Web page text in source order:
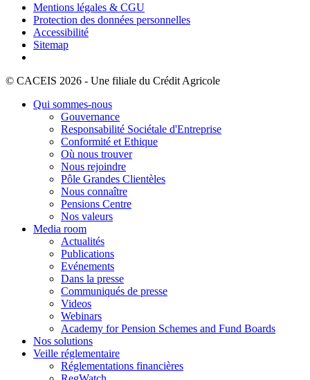
Mentions légales & CGU
Protection des données personnelles
Accessibilité
Sitemap
© CACEIS 2026 - Une filiale du Crédit Agricole
Qui sommes-nous
Gouvernance
Responsabilité Sociétale d'Entreprise
Conformité et Ethique
Où nous trouver
Nous rejoindre
Pôle Grandes Clientèles
Nous connaître
Pensions Centre
Nos valeurs
Media room
Actualités
Publications
Evénements
Dans la presse
Communiqués de presse
Videos
Webinars
Academy for Pension Schemes and Fund Boards
Nos solutions
Veille réglementaire
Réglementations financières